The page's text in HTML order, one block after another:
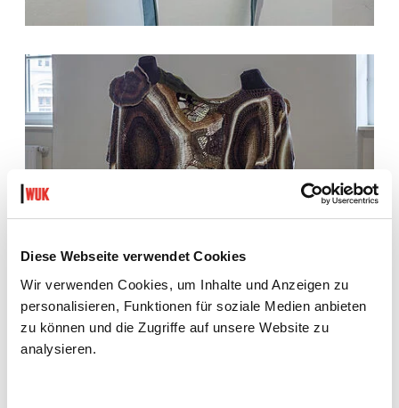
Diese Webseite verwendet Cookies
Wir verwenden Cookies, um Inhalte und Anzeigen zu
personalisieren, Funktionen für soziale Medien anbieten
zu können und die Zugriffe auf unsere Website zu
analysieren.